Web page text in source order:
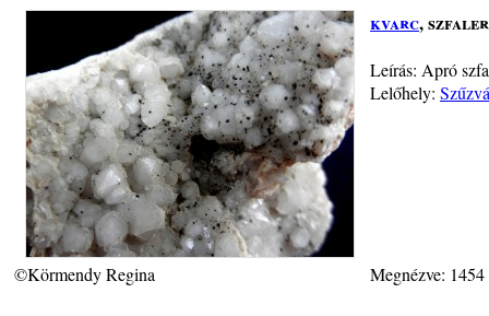
kvarc,
Leírás: Apró
Lelőhely:
©Körmendy Regina Megnézve: